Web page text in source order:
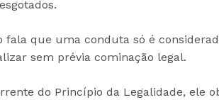
fala que uma conduta só é
sem prévia cominação legal.
do Princípio da Legalidade, ele